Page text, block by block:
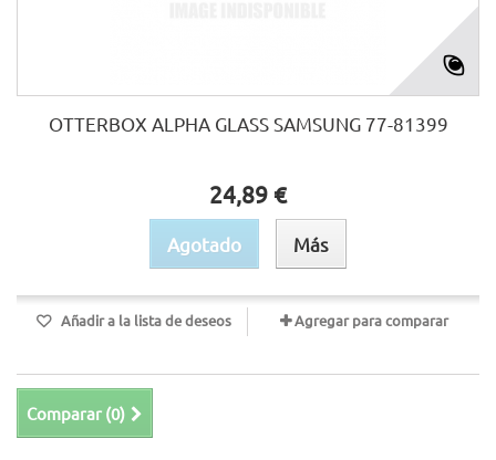
OTTERBOX ALPHA GLASS SAMSUNG 77-81399
24,89 €
Agotado Más
Añadir a la lista de deseos Agregar para comparar
Comparar (0)